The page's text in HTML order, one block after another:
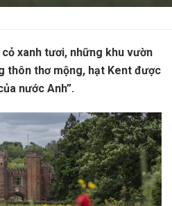
xanh tươi, những khu vườn
thôn thơ mộng, hạt Kent được
nước Anh”.